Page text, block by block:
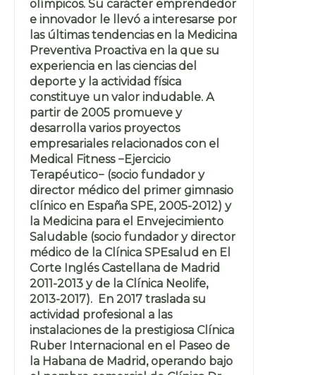
olímpicos. Su carácter emprendedor
e innovador le llevó a interesarse por
las últimas tendencias en la Medicina
Preventiva Proactiva en la que su
experiencia en las ciencias del
deporte y la actividad física
constituye un valor indudable. A
partir de 2005 promueve y
desarrolla varios proyectos
empresariales relacionados con el
Medical Fitness −Ejercicio
Terapéutico− (socio fundador y
director médico del primer gimnasio
clínico en España SPE, 2005-2012) y
la Medicina para el Envejecimiento
Saludable (socio fundador y director
médico de la Clínica SPEsalud en El
Corte Inglés Castellana de Madrid
2011-2013 y de la Clínica Neolife,
2013-2017). En 2017 traslada su
actividad profesional a las
instalaciones de la prestigiosa Clínica
Ruber Internacional en el Paseo de
la Habana de Madrid, operando bajo